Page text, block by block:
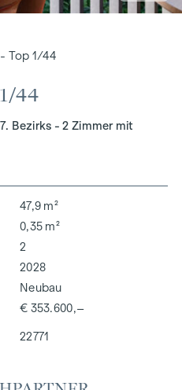
Top 1/44
44
Bezirks - 2 Zimmer mit
47,9 m²
0,35 m²
2
2028
Neubau
€ 353.600,–
22771